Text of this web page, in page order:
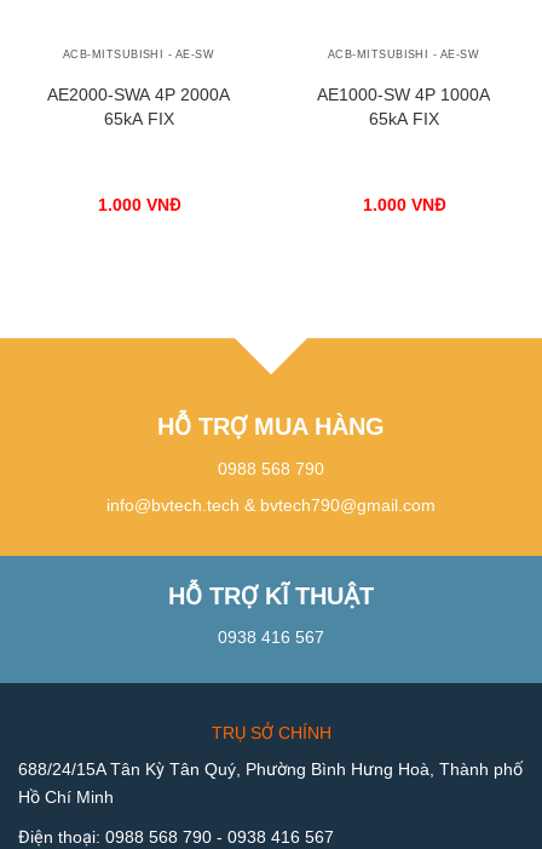
ACB-MITSUBISHI - AE-SW
AE2000-SWA 4P 2000A
65kA FIX
1.000VNĐ
ACB-MITSUBISHI - AE-SW
AE1000-SW 4P 1000A
65kA FIX
1.000VNĐ
HỖ TRỢ MUA HÀNG
0988 568 790
info@bvtech.tech & bvtech790@gmail.com
HỖ TRỢ KĨ THUẬT
0938 416 567
TRỤ SỞ CHÍNH
688/24/15A Tân Kỳ Tân Quý, Phường Bình Hưng Hoà, Thành phố
Hồ Chí Minh
Điện thoại: 0988 568 790 - 0938 416 567